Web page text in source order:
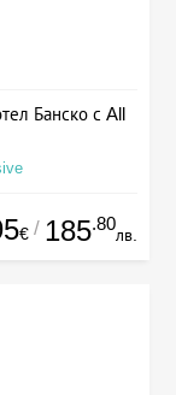
Банско с All
€ / 185.80
лв.